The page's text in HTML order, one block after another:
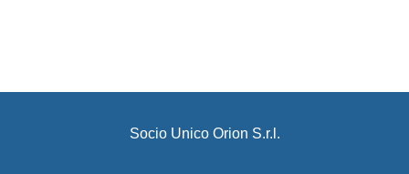
Socio Unico Orion S.r.l.